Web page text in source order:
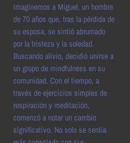
Imaginemos a Miguel, un hombre
de 70 años que, tras la pérdida de
su esposa, se sintió abrumado
por la tristeza y la soledad.
Buscando alivio, decidió unirse a
un grupo de mindfulness en su
comunidad. Con el tiempo, a
través de ejercicios simples de
respiración y meditación,
comenzó a notar un cambio
significativo. No solo se sentía